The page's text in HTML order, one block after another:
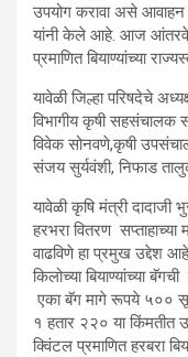
उपयोग करावा असे आवाहन
यांनी केले आहे. आज
प्रमाण‍ित बियाण्यांच्या
यावेळी जिल्हा परिषदेचे
विभागीय कृषी सहसंचालक
विवेक सोनवणे,कृषी
संजय सुर्यवंशी, निफाड
यावेळी कृषि मंत्री
हरभरा वितरण सप्ताहाच्या
वाढविणे हा प्रमुख उद्देश
किलोच्या बियाण्यांच्या
एका बॅग मागे रूपये ५००
१ हतार २२० या किंमतीत
क्विंटल प्रमाणित हरबरा